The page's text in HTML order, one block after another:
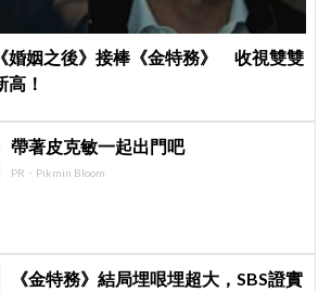
婚姻之後》接棒《金特務》 收視雙雙
！
帶著皮克敏一起出門吧
PR・Pikmin Bloom
《金特務》結局埋哏埋超大，SBS證實